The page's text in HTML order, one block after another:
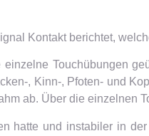
Kontakt berichtet,
Touchübungen
, Kinn-, Pfoten- und
ab. Über die einzelnen
hatte und instabiler in